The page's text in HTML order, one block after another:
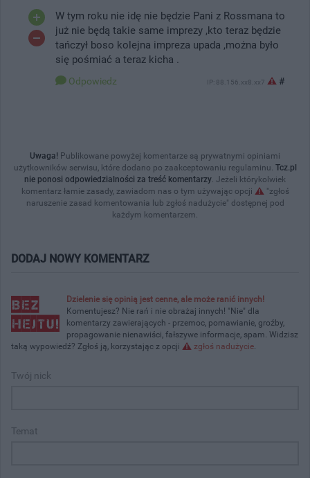
W tym roku nie idę nie będzie Pani z Rossmana to
już nie będą takie same imprezy ,kto teraz będzie
tańczył boso kolejna impreza upada ,można było
się pośmiać a teraz kicha .
Odpowiedz IP: 88.156.xx8.xx7 #
Uwaga! Publikowane powyżej komentarze są prywatnymi opiniami
użytkowników serwisu, które dodano po zaakceptowaniu regulaminu. Tcz.pl
nie ponosi odpowiedzialności za treść komentarzy. Jeżeli którykolwiek
komentarz łamie zasady, zawiadom nas o tym używając opcji
"zgłoś
naruszenie zasad komentowania lub zgłoś nadużycie" dostępnej pod
każdym komentarzem.
DODAJ NOWY KOMENTARZ
Dzielenie się opinią jest cenne, ale może ranić innych!
Komentujesz? Nie rań i nie obrażaj innych! "Nie" dla
komentarzy zawierających - przemoc, pomawianie, groźby,
propagowanie nienawiści, fałszywe informacje, spam. Widzisz
taką wypowiedź? Zgłoś ją, korzystając z opcji
zgłoś nadużycie.
Twój nick
Temat